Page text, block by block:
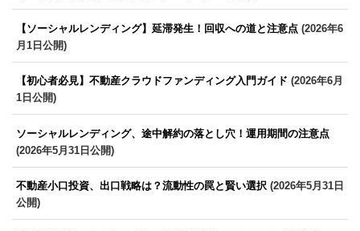
【ソーシャルレンディング】延滞発生！回収への道と注意点 (2026年6
月1日公開)
【初心者必見】不動産クラウドファンディング入門ガイド (2026年6月
1日公開)
ソーシャルレンディング、途中解約の落とし穴！運用期間の注意点
(2026年5月31日公開)
不動産小口投資、出口戦略は？流動性の罠と賢い選択 (2026年5月31日
公開)